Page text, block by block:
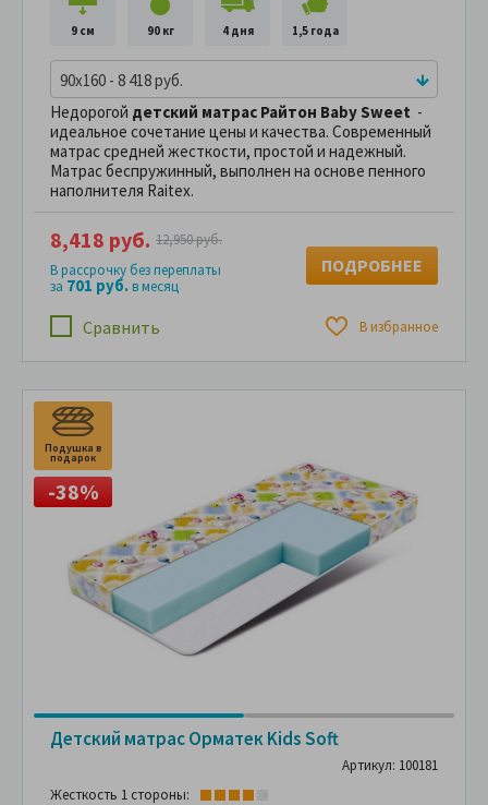
9 см 90 кг 4 дня 1,5 года
90x160 - 8 418 руб.
Недорогой детский матрас Райтон Baby Sweet -
идеальное сочетание цены и качества. Современный
матрас средней жесткости, простой и надежный.
Матрас беспружинный, выполнен на основе пенного
наполнителя Raitex.
Сравнить В избранное
8,418 руб. 12,950 руб.
В рассрочку без переплаты
за 701 руб.в месяц
ПОДРОБНЕЕ
Подушка в
подарок
-38%
Детский матрас Орматек Kids Soft
Артикул: 100181
Жесткость 1 стороны: